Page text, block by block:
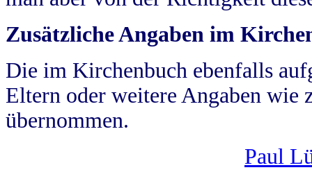
Zusätzliche Angaben im
Die im Kirchenbuch ebenfalls
Eltern oder weitere Angaben wie
übernommen.
Paul